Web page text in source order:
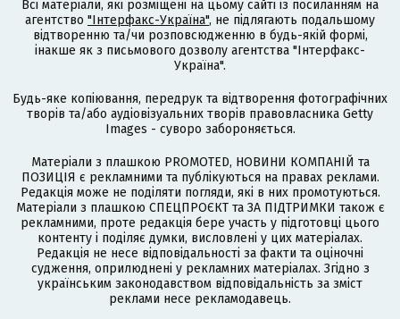
Всі матеріали, які розміщені на цьому сайті із посиланням на
агентство "Інтерфакс-Україна", не підлягають подальшому
відтворенню та/чи розповсюдженню в будь-якій формі,
інакше як з письмового дозволу агентства "Інтерфакс-
Україна".
Будь-яке копіювання, передрук та відтворення фотографічних
творів та/або аудіовізуальних творів правовласника Getty
Images - суворо забороняється.
Матеріали з плашкою PROMOTED, НОВИНИ КОМПАНІЙ та
ПОЗИЦІЯ є рекламними та публікуються на правах реклами.
Редакція може не поділяти погляди, які в них промотуються.
Матеріали з плашкою СПЕЦПРОЄКТ та ЗА ПІДТРИМКИ також є
рекламними, проте редакція бере участь у підготовці цього
контенту і поділяє думки, висловлені у цих матеріалах.
Редакція не несе відповідальності за факти та оціночні
судження, оприлюднені у рекламних матеріалах. Згідно з
українським законодавством відповідальність за зміст
реклами несе рекламодавець.